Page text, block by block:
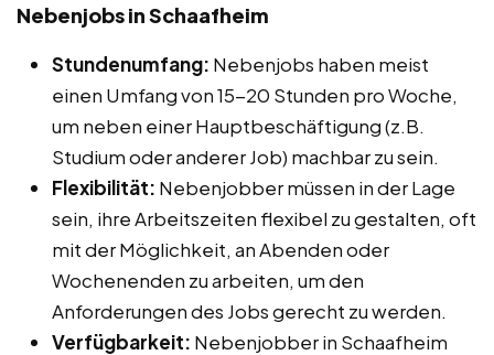
Nebenjobs in Schaafheim
Stundenumfang: Nebenjobs haben meist
einen Umfang von 15-20 Stunden pro Woche,
um neben einer Hauptbeschäftigung (z.B.
Studium oder anderer Job) machbar zu sein.
Flexibilität: Nebenjobber müssen in der Lage
sein, ihre Arbeitszeiten flexibel zu gestalten, oft
mit der Möglichkeit, an Abenden oder
Wochenenden zu arbeiten, um den
Anforderungen des Jobs gerecht zu werden.
Verfügbarkeit: Nebenjobber in Schaafheim